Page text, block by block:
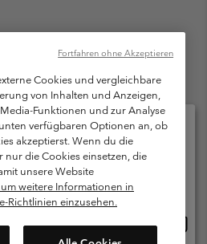
GmbH. Moosfeldstraße 1, 5101
Rechte vorbehalten.
Verkaufsbedingungen
Garantie
des Mitglieder Programms
Inhalte
& 14:00- 18:00 Uhr
Cookies und vergleichbare
von Inhalten und Anzeigen,
Funktionen und zur Analyse
verfügbaren Optionen an, ob
akzeptierst. Wenn du die
die Cookies einsetzen, die
unsere Website
um weitere Informationen in
Richtlinien einzusehen.
Fortfahren ohne Akzeptieren
Lieferland und Ihre Sprache
Einkauf verfügbar